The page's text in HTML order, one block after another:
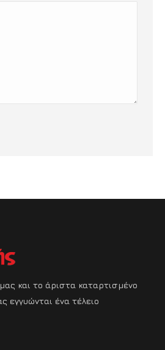
και το άριστα καταρτισμένο
εγγυώνται ένα τέλειο